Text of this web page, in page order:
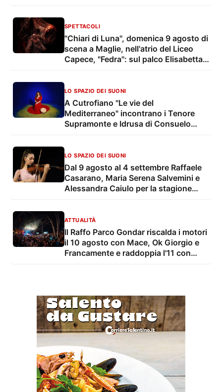
SPETTACOLI
"Chiari di Luna", domenica 9 agosto di
scena a Maglie, nell'atrio del Liceo
Capece, "Fedra": sul palco Elisabetta
LO SPAZIO DEI SUONI
A Cutrofiano "Le vie del
Mediterraneo" incontrano i Tenore
Supramonte e Idrusa di Consuelo
LO SPAZIO DEI SUONI
Dal 9 agosto al 4 settembre Raffaele
Casarano, Maria Serena Salvemini e
Alessandra Caiulo per la stagione
ATTUALITÀ
Il Raffo Parco Gondar riscalda i motori
il 10 agosto con Mace, Ok Giorgio e
Francamente e raddoppia l'11 con